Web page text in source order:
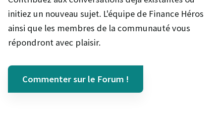
initiez un nouveau sujet. L'équipe de Finance Héros
ainsi que les membres de la communauté vous
répondront avec plaisir.
Commenter sur le Forum !